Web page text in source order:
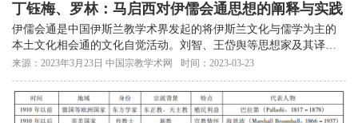
丁钰梅、罗林：马启西对伊儒会通思想的阐释与实践
伊儒会通是中国伊斯兰教学术界发起的将伊斯兰文化与儒学为主的
本土文化相会通的文化自觉活动。刘智、王岱舆等思想家及其译著
成果，不仅在思想文化中，也在民间化、日常化
来源：2023年3月23日 中国宗教学术网 时间：2023-03-23